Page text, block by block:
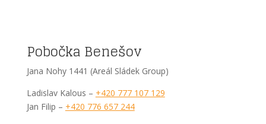
Pobočka Benešov
Jana Nohy 1441 (Areál Sládek Group)
Ladislav Kalous – +420 777 107 129
Jan Filip – +420 776 657 244